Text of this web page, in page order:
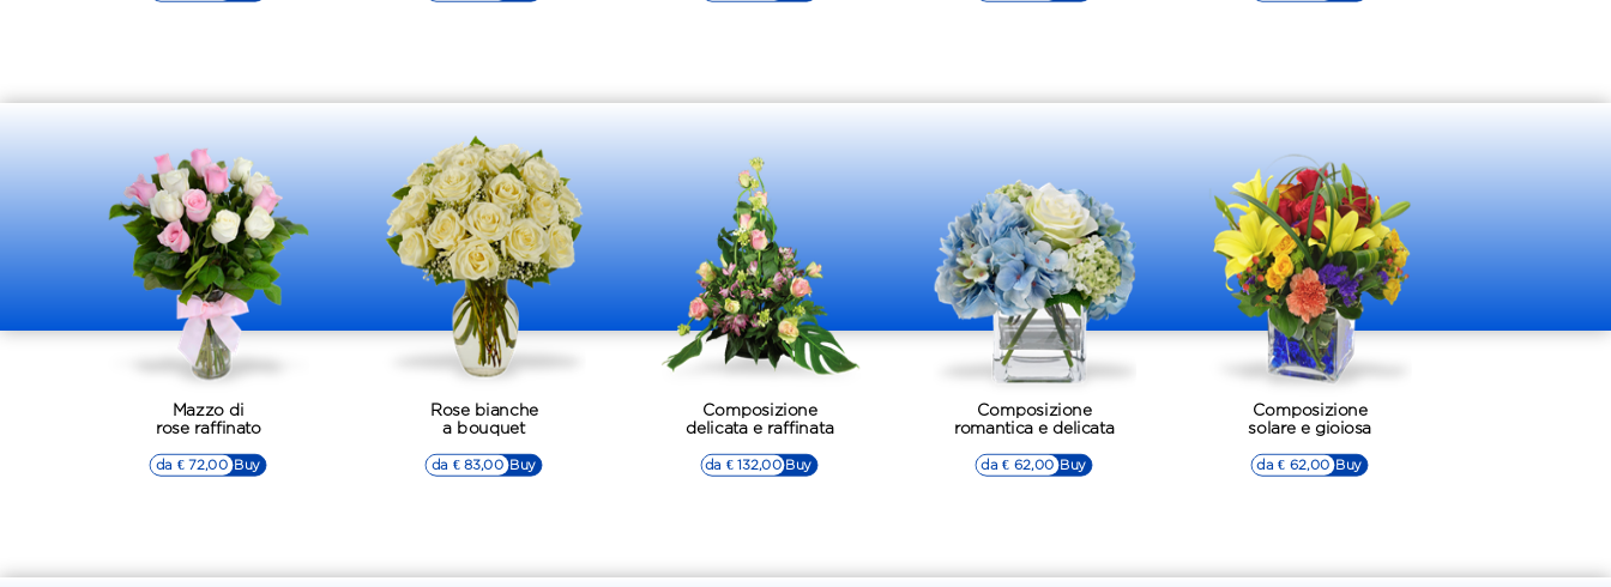
Mazzo di
rose raffinato
▷▷ Buy
da € 72,00
Rose bianche
a bouquet
▷▷ Buy
da € 83,00
Composizione
delicata e raffinata
▷▷ Buy
da € 132,00
Composizione
romantica e delicata
▷▷ Buy
da € 62,00
Composizione
solare e gioiosa
▷▷ Buy
da € 62,00